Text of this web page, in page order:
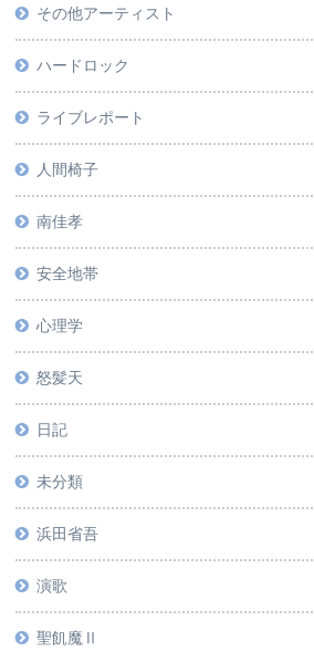
その他アーティスト
ハードロック
ライブレポート
人間椅子
南佳孝
安全地帯
心理学
怒髪天
日記
未分類
浜田省吾
演歌
聖飢魔Ⅱ